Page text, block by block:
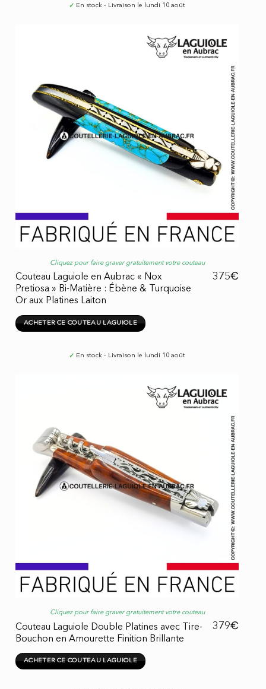
✓ En stock - Livraison le lundi 10 août
Cliquez pour faire graver gratuitement votre couteau
Couteau Laguiole en Aubrac « Nox
Pretiosa » Bi-Matière : Ébène & Turquoise
Or aux Platines Laiton
375€
ACHETER CE COUTEAU LAGUIOLE
✓ En stock - Livraison le lundi 10 août
Cliquez pour faire graver gratuitement votre couteau
Couteau Laguiole Double Platines avec Tire-
Bouchon en Amourette Finition Brillante
379€
ACHETER CE COUTEAU LAGUIOLE